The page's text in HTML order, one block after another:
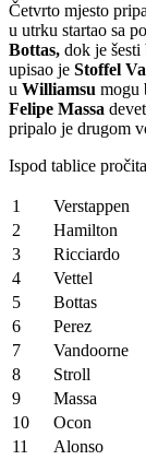
Četvrto mjesto
u utrku startao sa
Bottas, dok je šesti
upisao je Stoffel
u Williamsu mogu
Felipe Massa
pripalo je drugom
Ispod tablice
1 Verstappen
2
Hamilton
3
Ricciardo
4
Vettel
5
Bottas
6
Perez
7
Vandoorne
8
Stroll
9
Massa
10
Ocon
11
Alonso